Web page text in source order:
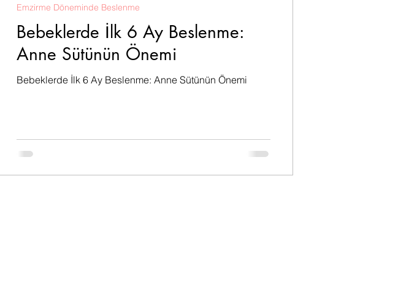
Bebeklerde İlk 6 Ay Beslenme:
Anne Sütünün Önemi
Bebeklerde İlk 6 Ay Beslenme: Anne Sütünün Önemi
Emzirme Döneminde Beslenme